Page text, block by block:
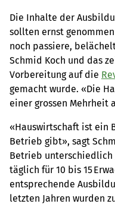
Die Inhalte der
sollten ernst
noch passiere,
Schmid Koch und das
Vorbereitung auf die
gemacht wurde. «Die
einer grossen Mehrheit
«Hauswirtschaft ist ein
Betrieb gibt», sagt
Betrieb unterschiedlich
täglich für 10 bis 15
entsprechende
letzten Jahren wurden